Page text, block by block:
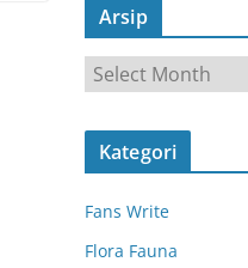
Arsip
r
s
Kategori
Fans Write
Flora Fauna